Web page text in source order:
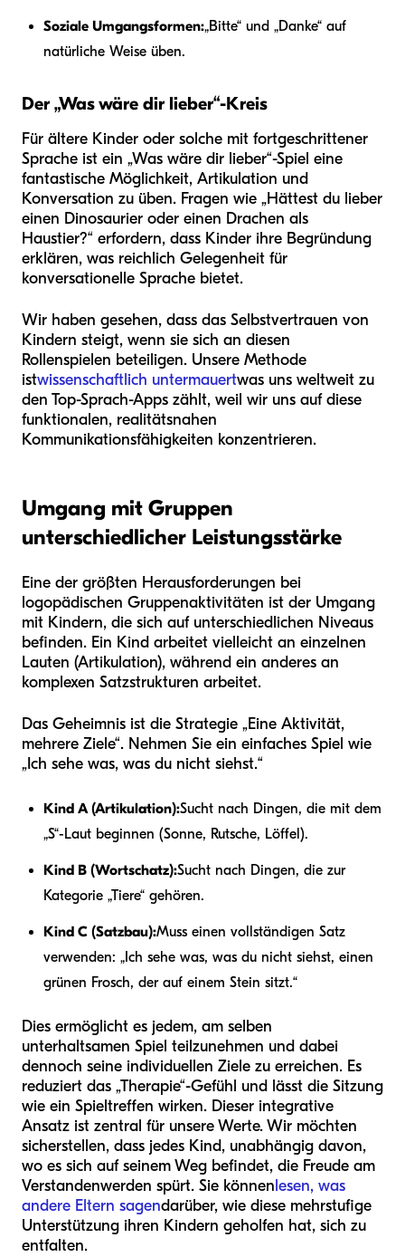
Soziale Umgangsformen:„Bitte“ und „Danke“ auf
natürliche Weise üben.
Der „Was wäre dir lieber“-Kreis
Für ältere Kinder oder solche mit fortgeschrittener
Sprache ist ein „Was wäre dir lieber“-Spiel eine
fantastische Möglichkeit, Artikulation und
Konversation zu üben. Fragen wie „Hättest du lieber
einen Dinosaurier oder einen Drachen als
Haustier?“ erfordern, dass Kinder ihre Begründung
erklären, was reichlich Gelegenheit für
konversationelle Sprache bietet.
Wir haben gesehen, dass das Selbstvertrauen von
Kindern steigt, wenn sie sich an diesen
Rollenspielen beteiligen. Unsere Methode
istwissenschaftlich untermauertwas uns weltweit zu
den Top-Sprach-Apps zählt, weil wir uns auf diese
funktionalen, realitätsnahen
Kommunikationsfähigkeiten konzentrieren.
Umgang mit Gruppen
unterschiedlicher Leistungsstärke
Eine der größten Herausforderungen bei
logopädischen Gruppenaktivitäten ist der Umgang
mit Kindern, die sich auf unterschiedlichen Niveaus
befinden. Ein Kind arbeitet vielleicht an einzelnen
Lauten (Artikulation), während ein anderes an
komplexen Satzstrukturen arbeitet.
Das Geheimnis ist die Strategie „Eine Aktivität,
mehrere Ziele“. Nehmen Sie ein einfaches Spiel wie
„Ich sehe was, was du nicht siehst.“
Kind A (Artikulation):Sucht nach Dingen, die mit dem
„S“-Laut beginnen (Sonne, Rutsche, Löffel).
Kind B (Wortschatz):Sucht nach Dingen, die zur
Kategorie „Tiere“ gehören.
Kind C (Satzbau):Muss einen vollständigen Satz
verwenden: „Ich sehe was, was du nicht siehst, einen
grünen Frosch, der auf einem Stein sitzt.“
Dies ermöglicht es jedem, am selben
unterhaltsamen Spiel teilzunehmen und dabei
dennoch seine individuellen Ziele zu erreichen. Es
reduziert das „Therapie“-Gefühl und lässt die Sitzung
wie ein Spieltreffen wirken. Dieser integrative
Ansatz ist zentral für unsere Werte. Wir möchten
sicherstellen, dass jedes Kind, unabhängig davon,
wo es sich auf seinem Weg befindet, die Freude am
Verstandenwerden spürt. Sie könnenlesen, was
andere Eltern sagendarüber, wie diese mehrstufige
Unterstützung ihren Kindern geholfen hat, sich zu
entfalten.